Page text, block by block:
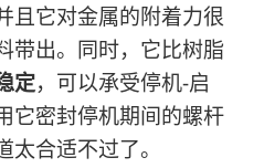
且它对金属的附着力很
带出。同时，它比树脂
定，可以承受停机-启
它密封停机期间的螺杆
合适不过了。